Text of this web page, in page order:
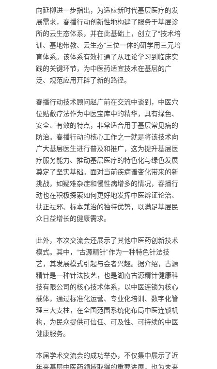
向延柳进一步指出，为适应新时代基层医疗的发
展需求，春播行动创新性地构建了服务于基层诊
所的云生态体系，并在此基础上，创立了“技术培
训、基地带教、云生态”三位一体的研学用三元培
育体系。该体系有效打通了从理论学习到临床实
践的关键环节，为中医药适宜技术在基层的广
泛、规范应用开辟了新的路径。
春播行动技术顾问赵广前在交流中谈到，中医穴
位贴敷疗法作为中医宝库中的精华，具有绿色、
安全、有效的特点，非常适合用于基层常见病的
防治。春播行动的核心工作之一就是将该技术向
广大基层医生进行普及和推广，这为提升基层医
疗服务能力、推动基层医疗的特色化与绿色发展
奠定了坚实基础。面对当前疾病谱变化带来的新
挑战，如疑难杂症和慢性病增多的情况，春播行
动也在积极探索如何更好地发挥中医辨证论治、
扶正祛邪、标本兼治的独特优势，以满足基层民
众日益增长的健康需求。
此外，本次交流会还展示了其他中医药创新技术
模式。其中，“古源精针”作为一种特色针法技
艺，其发展模式引起与会者兴趣。据介绍，古源
精针是一种针法技艺，也是湖南古源精针健康科
技有限公司的核心技术体系，以中医连锁为核心
载体，通过标准化运营、专业化培训、数字化管
理三大支柱，在全国范围系统化布局中医连锁机
构，为民众提供可信任、可及性、可持续的中医
健康服务。
本届学术交流会的成功举办，不仅集中展示了近
年来基层中医药领域取得的重要进展，也为未来